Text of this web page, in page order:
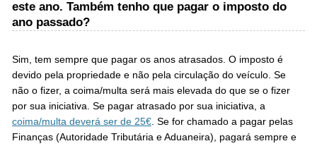
este ano. Também tenho que pagar o imposto do
ano passado?
Sim, tem sempre que pagar os anos atrasados. O imposto é
devido pela propriedade e não pela circulação do veículo. Se
não o fizer, a coima/multa será mais elevada do que se o fizer
por sua iniciativa. Se pagar atrasado por sua iniciativa, a
coima/multa deverá ser de 25€. Se for chamado a pagar pelas
Finanças (Autoridade Tributária e Aduaneira), pagará sempre e